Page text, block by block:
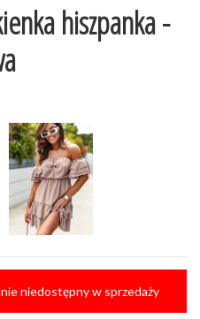
hiszpanka -
niedostępny w sprzedaży